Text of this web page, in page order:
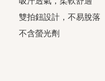
雙拍鈕設計，不易脫落
不含螢光劑